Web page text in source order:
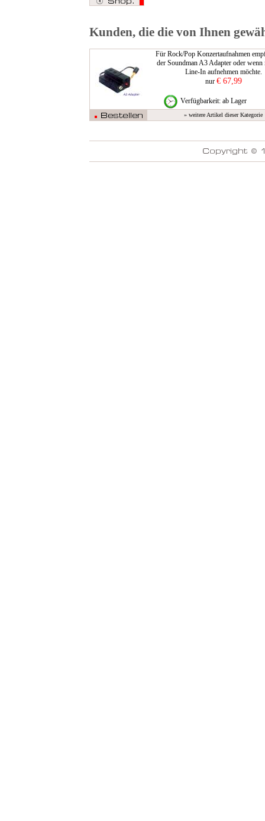
Kunden, die die von Ihnen
Für Rock/Pop Konzertaufnahmen
der Soundman A3 Adapter oder wenn
Line-In aufnehmen möchte.
nur € 67,99
Verfügbarkeit: ab Lager
» weitere Artikel dieser Kategorie